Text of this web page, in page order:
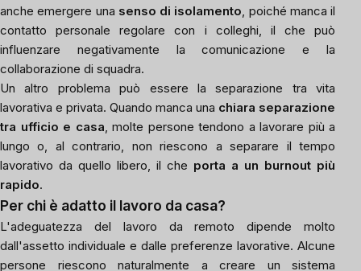
anche emergere una senso di isolamento, poiché manca il
contatto personale regolare con i colleghi, il che può
influenzare negativamente la comunicazione e la
collaborazione di squadra.
Un altro problema può essere la separazione tra vita
lavorativa e privata. Quando manca una chiara separazione
tra ufficio e casa, molte persone tendono a lavorare più a
lungo o, al contrario, non riescono a separare il tempo
lavorativo da quello libero, il che porta a un burnout più
rapido.
Per chi è adatto il lavoro da casa?
L'adeguatezza del lavoro da remoto dipende molto
dall'assetto individuale e dalle preferenze lavorative. Alcune
persone riescono naturalmente a creare un sistema